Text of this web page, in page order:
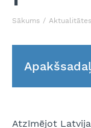
Sākums Aktualitātes
Atzīmējot